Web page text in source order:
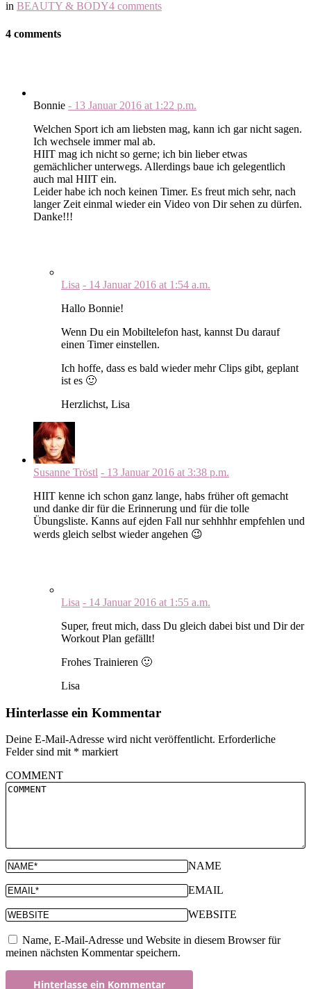
in BEAUTY & BODY4 comments
4 comments
Bonnie - 13 Januar 2016 at 1:22 p.m.
Welchen Sport ich am liebsten mag, kann ich gar nicht sagen.
Ich wechsele immer mal ab.
HIIT mag ich nicht so gerne; ich bin lieber etwas
gemächlicher unterwegs. Allerdings baue ich gelegentlich
auch mal HIIT ein.
Leider habe ich noch keinen Timer. Es freut mich sehr, nach
langer Zeit einmal wieder ein Video von Dir sehen zu dürfen.
Danke!!!
Lisa - 14 Januar 2016 at 1:54 a.m.
Hallo Bonnie!
Wenn Du ein Mobiltelefon hast, kannst Du darauf
einen Timer einstellen.
Ich hoffe, dass es bald wieder mehr Clips gibt, geplant
ist es 🙂
Herzlichst, Lisa
Susanne Tröstl - 13 Januar 2016 at 3:38 p.m.
HIIT kenne ich schon ganz lange, habs früher oft gemacht
und danke dir für die Erinnerung und für die tolle
Übungsliste. Kanns auf ejden Fall nur sehhhhr empfehlen und
werds gleich selbst wieder angehen 😉
Lisa - 14 Januar 2016 at 1:55 a.m.
Super, freut mich, dass Du gleich dabei bist und Dir der
Workout Plan gefällt!
Frohes Trainieren 🙂
Lisa
Hinterlasse ein Kommentar
Deine E-Mail-Adresse wird nicht veröffentlicht. Erforderliche
Felder sind mit * markiert
COMMENT
NAME
EMAIL
WEBSITE
Name, E-Mail-Adresse und Website in diesem Browser für
meinen nächsten Kommentar speichern.